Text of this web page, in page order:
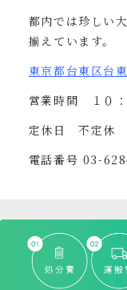
都内では珍しい
揃えています。
東京都台東区台東
営業時間 １０：
定休日 不定休
電話番号 03-